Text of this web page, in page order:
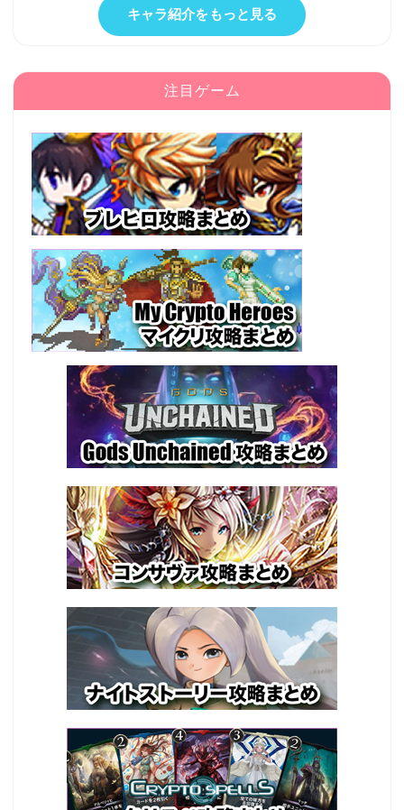
キャラ紹介をもっと見る
注目ゲーム